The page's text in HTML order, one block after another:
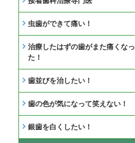
虫歯ができて痛い！
治療したはずの歯がまた痛くなっ
た！
歯並びを治したい！
歯の色が気になって笑えない！
銀歯を白くしたい！